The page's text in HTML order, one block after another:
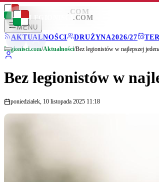
LEGIONISCI .COM
MENU
AKTUALNOŚCI
DRUŻYNA2026/27
LEGIONISCI .COM
Legionisci.com/Aktualności/Bez legionistów w najlepszej
Bez legionistów w
poniedziałek, 10 listopada 2025 11:18